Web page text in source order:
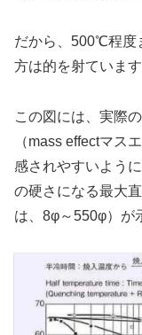
だから、500℃程度
方は的を射ています
この図には、実際
（mass effectマス
感されやすいよう
の硬さになる最大
は、8φ～550φ）が